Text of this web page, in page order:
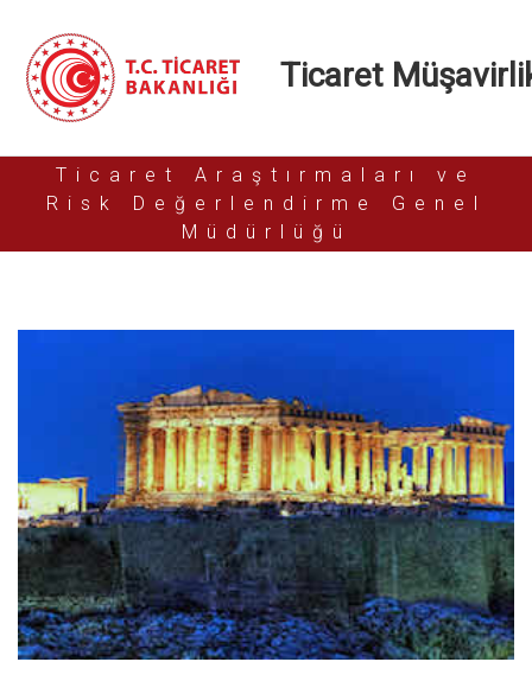
Ticaret
Ticaret Araştırmaları ve
Risk Değerlendirme Genel
Müdürlüğü